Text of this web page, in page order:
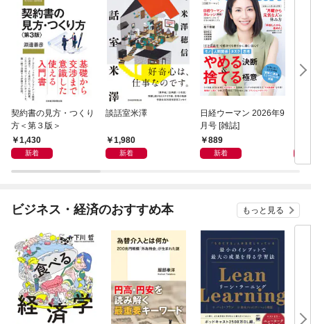
契約書の見方・つくり
方＜第３版＞
1,430
新着
談話室米澤
1,980
新着
日経ウーマン 2026年9
月号 [雑誌]
889
新着
ビジネス・経済のおすすめ本 もっと見る